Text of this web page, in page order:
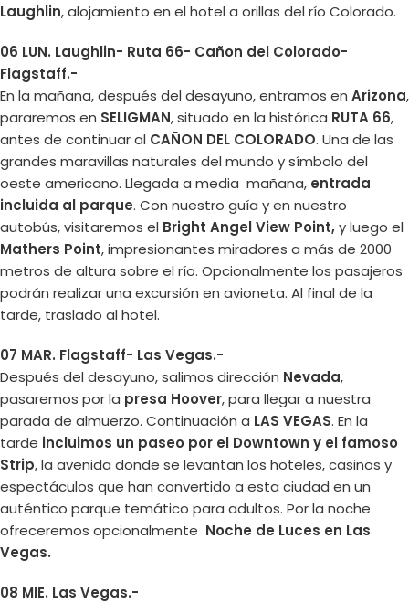
Laughlin, alojamiento en el hotel a orillas del río Colorado.
06 LUN. Laughlin- Ruta 66- Cañon del Colorado-
Flagstaff.-
En la mañana, después del desayuno, entramos en Arizona,
pararemos en SELIGMAN, situado en la histórica RUTA 66,
antes de continuar al CAÑON DEL COLORADO. Una de las
grandes maravillas naturales del mundo y símbolo del
oeste americano. Llegada a media mañana, entrada
incluida al parque. Con nuestro guía y en nuestro
autobús, visitaremos el Bright Angel View Point,y luego el
Mathers Point, impresionantes miradores a más de 2000
metros de altura sobre el río. Opcionalmente los pasajeros
podrán realizar una excursión en avioneta. Al final de la
tarde, traslado al hotel.
07 MAR. Flagstaff- Las Vegas.-
Después del desayuno, salimos dirección Nevada,
pasaremos por la presa Hoover, para llegar a nuestra
parada de almuerzo. Continuación a LAS VEGAS. En la
tarde incluimos un paseo por el Downtown y el famoso
Strip, la avenida donde se levantan los hoteles, casinos y
espectáculos que han convertido a esta ciudad en un
auténtico parque temático para adultos. Por la noche
ofreceremos opcionalmente Noche de Luces en Las
Vegas.
08 MIE. Las Vegas.-